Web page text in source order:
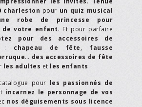
charleston pour un quiz musical
robe de princesse pour
de votre enfant. Et pour parfaire
pour des accessoires de
: chapeau de fête, fausse
… des accessoires de fête
les adultes et les enfants.
pour les passionnés de
incarnez le personnage de vos
nos déguisements sous licence